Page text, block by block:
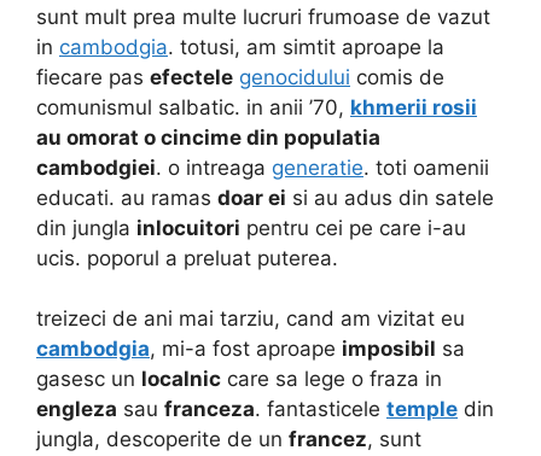
sunt mult prea multe lucruri frumoase de vazut
in cambodgia. totusi, am simtit aproape la
fiecare pas efectele genocidului comis de
comunismul salbatic. in anii ’70, khmerii rosii
au omorat o cincime din populatia
cambodgiei. o intreaga generatie. toti oamenii
educati. au ramas doar ei si au adus din satele
din jungla inlocuitori pentru cei pe care i-au
ucis. poporul a preluat puterea.
treizeci de ani mai tarziu, cand am vizitat eu
cambodgia, mi-a fost aproape imposibil sa
gasesc un localnic care sa lege o fraza in
engleza sau franceza. fantasticele temple din
jungla, descoperite de un francez, sunt